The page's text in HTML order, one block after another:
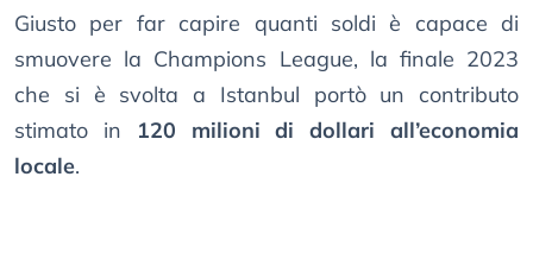
Giusto per far capire quanti soldi è capace di
smuovere la Champions League, la finale 2023
che si è svolta a Istanbul portò un contributo
stimato in
120 milioni di dollari all’economia
locale.